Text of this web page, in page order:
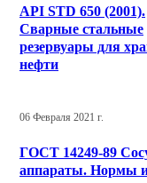
API STD 650 (2001).
Сварные стальные
резервуары для
нефти
06 Февраля 2021 г.
ГОСТ 14249-89
аппараты. Нормы